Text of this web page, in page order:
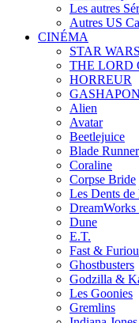
Les autres
Autres US
CINÉMA
STAR WARS
THE LORD
HORREUR
Alien
Avatar
Beetlejuice
Blade Runner
Coraline
Corpse Bride
Les Dents de
DreamWorks
Dune
E.T.
Fast &
Ghostbusters
Godzilla &
Les Goonies
Gremlins